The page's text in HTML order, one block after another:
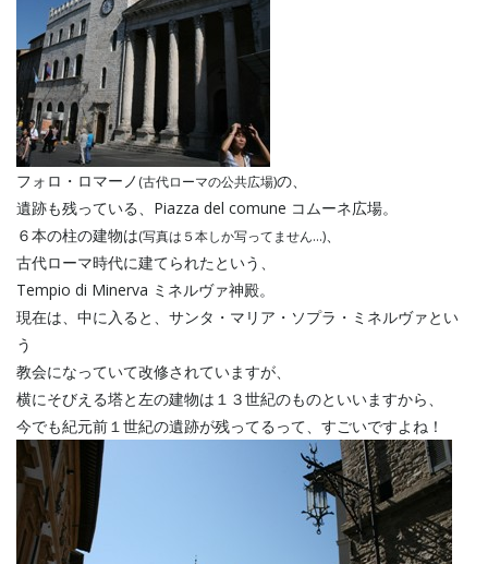
フォロ・ロマーノ (古代ローマの公共広場)の、
遺跡も残っている、Piazza del comune コムーネ広場。
６本の柱の建物は(写真は５本しか写ってません…)、
古代ローマ時代に建てられたという、
Tempio di Minerva ミネルヴァ神殿。
現在は、中に入ると、サンタ・マリア・ソプラ・ミネルヴァとい
う
教会になっていて改修されていますが、
横にそびえる塔と左の建物は１３世紀のものといいますから、
今でも紀元前１世紀の遺跡が残ってるって、すごいですよね！